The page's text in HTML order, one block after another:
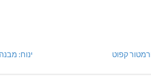
קפוט ינוח: מבנה